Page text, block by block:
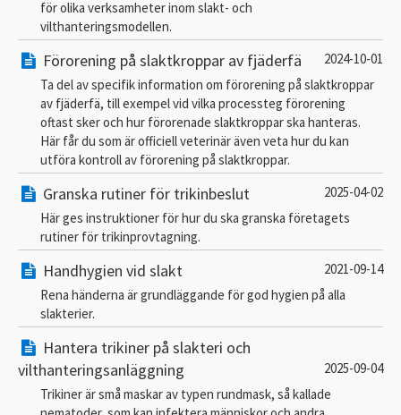
för olika verksamheter inom slakt- och
vilthanteringsmodellen.
Förorening på slaktkroppar av fjäderfä
2024-10-01
Ta del av specifik information om förorening på slaktkroppar
av fjäderfä, till exempel vid vilka processteg förorening
oftast sker och hur förorenade slaktkroppar ska hanteras.
Här får du som är officiell veterinär även veta hur du kan
utföra kontroll av förorening på slaktkroppar.
Granska rutiner för trikinbeslut
2025-04-02
Här ges instruktioner för hur du ska granska företagets
rutiner för trikinprovtagning.
Handhygien vid slakt
2021-09-14
Rena händerna är grundläggande för god hygien på alla
slakterier.
Hantera trikiner på slakteri och
vilthanteringsanläggning
2025-09-04
Trikiner är små maskar av typen rundmask, så kallade